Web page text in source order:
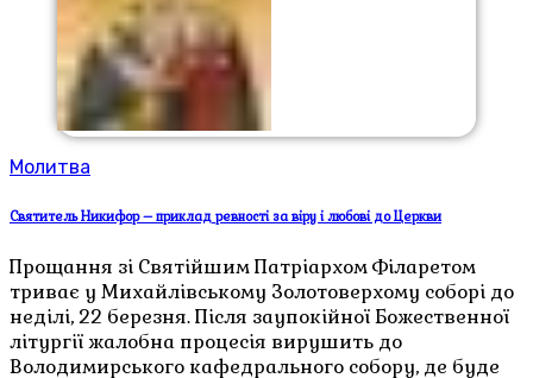
Молитва
Святитель Никифор – приклад ревності за віру і любові до Церкви
Прощання зі Святійшим Патріархом Філаретом
триває у Михайлівському Золотоверхому соборі до
неділі, 22 березня. Після заупокійної Божественної
літургії жалобна процесія вирушить до
Володимирського кафедрального собору, де буде